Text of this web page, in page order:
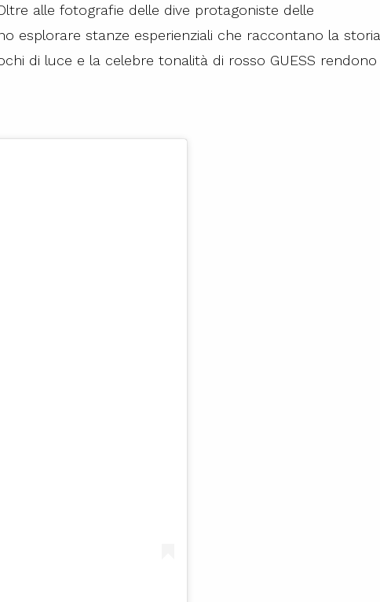
alle fotografie delle dive protagoniste delle
esplorare stanze esperienziali che raccontano la storia
di luce e la celebre tonalità di rosso GUESS rendono